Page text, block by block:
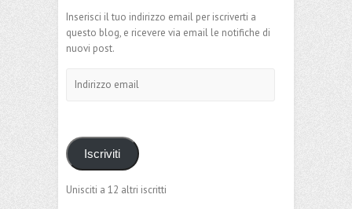
Inserisci il tuo indirizzo email per iscriverti a
questo blog, e ricevere via email le notifiche di
nuovi post.
email
Iscriviti
Unisciti a 12 altri iscritti